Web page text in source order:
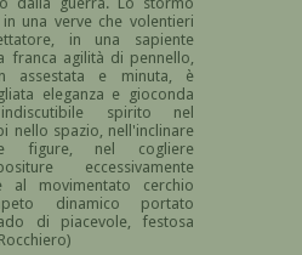
una verve che volentieri
in una sapiente
franca agilità di pennello,
assestata e minuta, è
eleganza e gioconda
spirito nel
nello spazio, nell'inclinare
figure, nel cogliere
eccessivamente
al movimentato cerchio
dinamico portato
di piacevole, festosa